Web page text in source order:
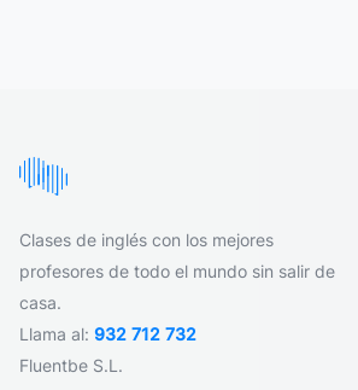
Clases de inglés con los mejores
profesores de todo el mundo sin salir de
casa.
Llama al: 932 712 732
Fluentbe S.L.